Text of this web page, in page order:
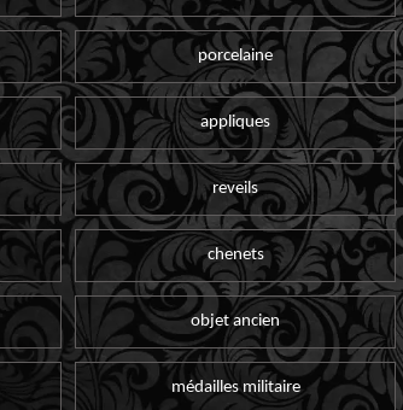
porcelaine
appliques
reveils
chenets
objet ancien
médailles militaire